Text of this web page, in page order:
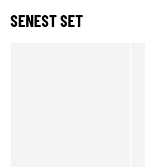
SENEST SET